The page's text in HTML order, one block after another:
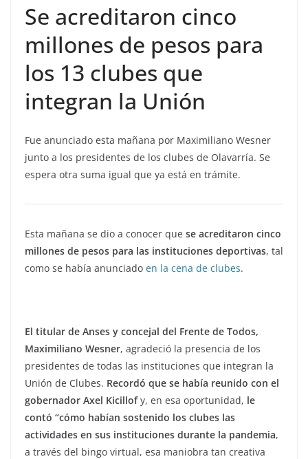
Se acreditaron cinco
millones de pesos para
los 13 clubes que
integran la Unión
Fue anunciado esta mañana por Maximiliano Wesner
junto a los presidentes de los clubes de Olavarría. Se
espera otra suma igual que ya está en trámite.
Esta mañana se dio a conocer que se acreditaron cinco
millones de pesos para las instituciones deportivas, tal
como se había anunciado en la cena de clubes.
El titular de Anses y concejal del Frente de Todos,
Maximiliano Wesner, agradeció la presencia de los
presidentes de todas las instituciones que integran la
Unión de Clubes. Recordó que se había reunido con el
gobernador Axel Kicillofy, en esa oportunidad, le
contó “cómo habían sostenido los clubes las
actividades en sus instituciones durante la pandemia,
a través del bingo virtual, esa maniobra tan creativa